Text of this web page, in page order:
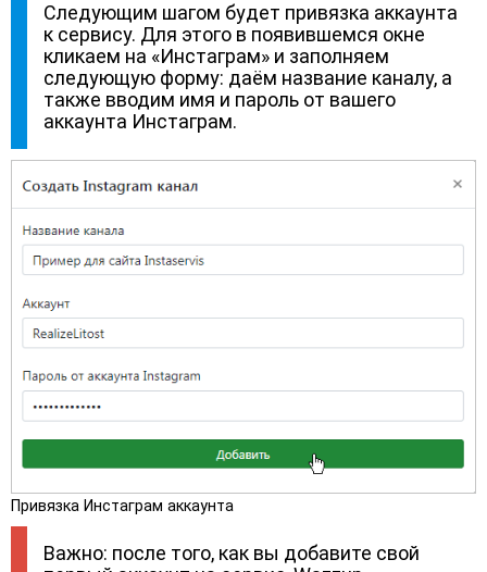
Следующим шагом будет привязка аккаунта
к сервису. Для этого в появившемся окне
кликаем на «Инстаграм» и заполняем
следующую форму: даём название каналу, а
также вводим имя и пароль от вашего
аккаунта Инстаграм.
Привязка Инстаграм аккаунта
Важно: после того, как вы добавите свой